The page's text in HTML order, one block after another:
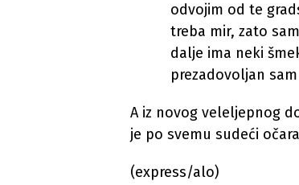
odvojim od te
treba mir, zato
dalje ima neki
prezadovoljan
A iz novog veleljepnog
je po svemu sudeći
(express/alo)